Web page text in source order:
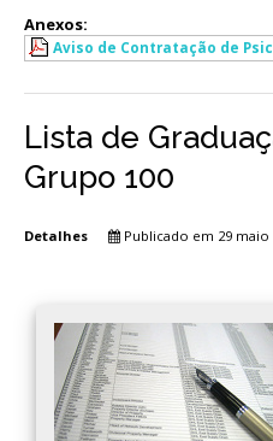
Anexos:
Aviso de Contratação de
Lista de
Grupo 100
Detalhes Publicado em 29 maio